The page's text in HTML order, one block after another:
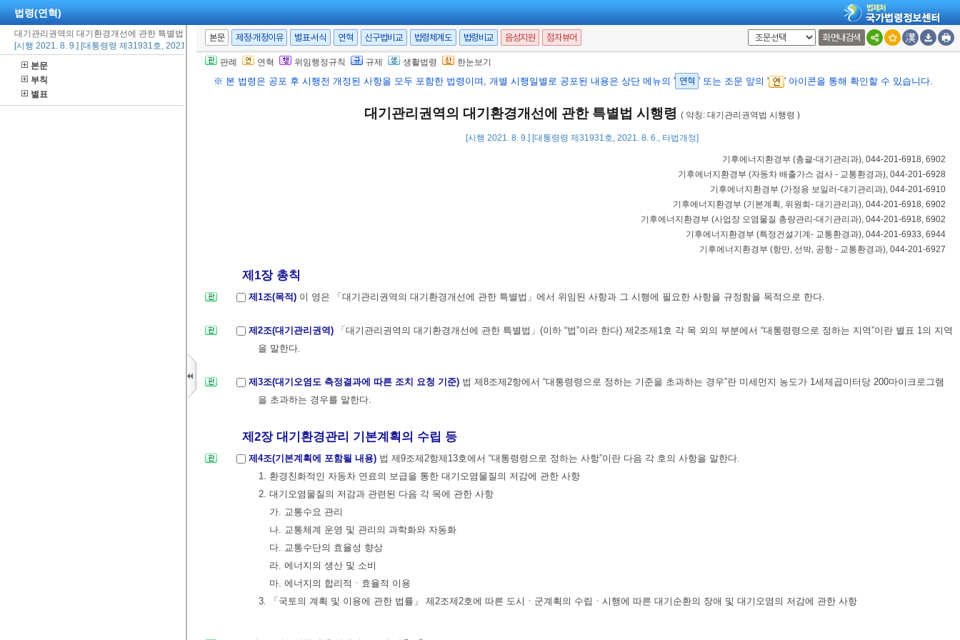
법령(연혁)
대기관리권역의 대기환경개선에 관한 특별법 시행령
[시행 2021. 8. 9.] [대통령령 제31931호, 2021. 8. 6., 타법개정]
본문
부칙
별표
본문 제정·개정이유 별표·서식 연혁 신구법비교 법령체계도 법령비교 음성지원 점자뷰어 화면내검색
판례 연혁 위임행정규칙 규제 생활법령 한눈보기
※ 본 법령은 공포 후 시행전 개정된 사항을 모두 포함한 법령이며, 개별 시행일별로 공포된 내용은 상단 메뉴의 ' 연혁 ' 또는 조문 앞의 ' ' 아이콘을 통해 확인할 수 있습니다.
대기관리권역의 대기환경개선에 관한 특별법 시행령 ( 약칭: 대기관리권역법 시행령 )
[시행 2021. 8. 9.] [대통령령 제31931호, 2021. 8. 6., 타법개정]
기후에너지환경부 (총괄-대기관리과), 044-201-6918, 6902
기후에너지환경부 (자동차 배출가스 검사 - 교통환경과), 044-201-6928
기후에너지환경부 (가정용 보일러-대기관리과), 044-201-6910
기후에너지환경부 (기본계획, 위원회- 대기관리과), 044-201-6918, 6902
기후에너지환경부 (사업장 오염물질 총량관리-대기관리과), 044-201-6918, 6902
기후에너지환경부 (특정건설기계- 교통환경과), 044-201-6933, 6944
기후에너지환경부 (항만, 선박, 공항 - 교통환경과), 044-201-6927
제1장 총칙
제1조(목적) 이 영은 「대기관리권역의 대기환경개선에 관한 특별법」에서 위임된 사항과 그 시행에 필요한 사항을 규정함을 목적으로 한다.
제2조(대기관리권역)
「대기관리권역의 대기환경개선에 관한 특별법」(이하 “법”이라 한다) 제2조제1호 각 목 외의 부분에서 “대통령령으로 정하는 지역”이란 별표 1의 지역
을 말한다.
제3조(대기오염도 측정결과에 따른 조치 요청 기준) 법 제8조제2항에서 “대통령령으로 정하는 기준을 초과하는 경우”란 미세먼지 농도가 1세제곱미터당 200마이크로그램
을 초과하는 경우를 말한다.
제2장 대기환경관리 기본계획의 수립 등
제4조(기본계획에 포함될 내용) 법 제9조제2항제13호에서 “대통령령으로 정하는 사항”이란 다음 각 호의 사항을 말한다.
1. 환경친화적인 자동차 연료의 보급을 통한 대기오염물질의 저감에 관한 사항
2. 대기오염물질의 저감과 관련된 다음 각 목에 관한 사항
가. 교통수요 관리
나. 교통체계 운영 및 관리의 과학화와 자동화
다. 교통수단의 효율성 향상
라. 에너지의 생산 및 소비
마. 에너지의 합리적ㆍ효율적 이용
3. 「국토의 계획 및 이용에 관한 법률」 제2조제2호에 따른 도시ㆍ군계획의 수립ㆍ시행에 따른 대기순환의 장애 및 대기오염의 저감에 관한 사항